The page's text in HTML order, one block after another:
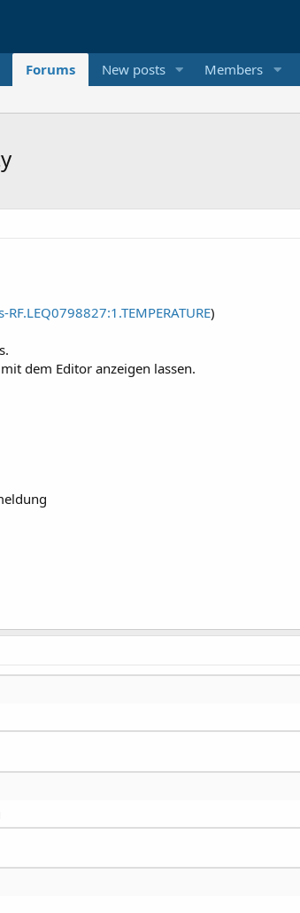
Forums New posts Members
)
dem Editor anzeigen lassen.